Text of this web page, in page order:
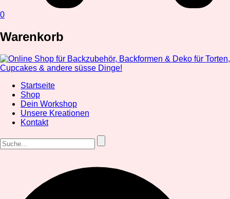
0
Warenkorb
Startseite
Shop
Dein Workshop
Unsere Kreationen
Kontakt